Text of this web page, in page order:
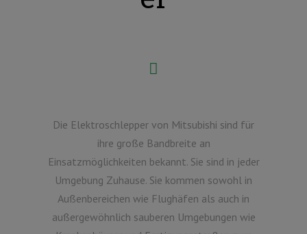
Die Elektroschlepper von Mitsubishi sind für
ihre große Bandbreite an
Einsatzmöglichkeiten bekannt. Sie sind in jeder
Umgebung Zuhause. Sie kommen sowohl in
Außenbereichen wie Flughäfen als auch in
außergewöhnlich sauberen Umgebungen wie